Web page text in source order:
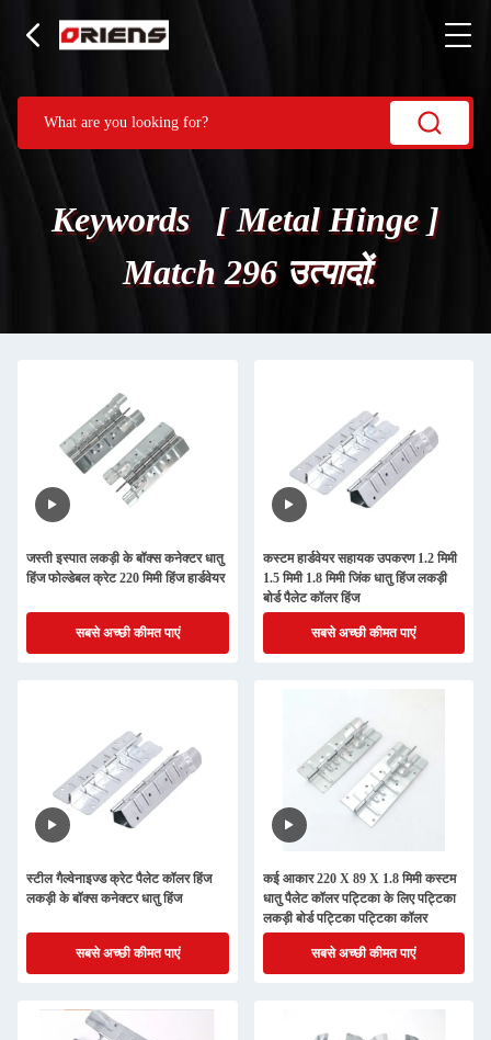
Keywords [ Metal Hinge ]
Match 296 उत्पादों.
जस्ती इस्पात लकड़ी के बॉक्स कनेक्टर धातु
हिंज फोल्डेबल क्रेट 220 मिमी हिंज हार्डवेयर
सबसे अच्छी कीमत पाएं
कस्टम हार्डवेयर सहायक उपकरण 1.2 मिमी
1.5 मिमी 1.8 मिमी जिंक धातु हिंज लकड़ी
बोर्ड पैलेट कॉलर हिंज
सबसे अच्छी कीमत पाएं
स्टील गैल्वेनाइज्ड क्रेट पैलेट कॉलर हिंज
लकड़ी के बॉक्स कनेक्टर धातु हिंज
सबसे अच्छी कीमत पाएं
कई आकार 220 X 89 X 1.8 मिमी कस्टम
धातु पैलेट कॉलर पट्टिका के लिए पट्टिका
लकड़ी बोर्ड पट्टिका पट्टिका कॉलर
सबसे अच्छी कीमत पाएं